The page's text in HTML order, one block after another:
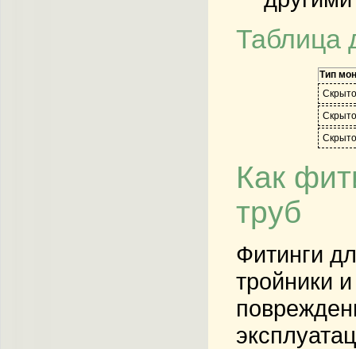
Таблица
Тип
Как
труб
Фитинги
тройники